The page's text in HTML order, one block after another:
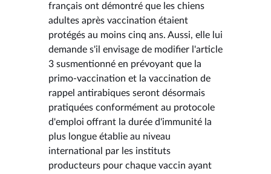
français ont démontré que les chiens
adultes après vaccination étaient
protégés au moins cinq ans. Aussi, elle lui
demande s'il envisage de modifier l'article
3 susmentionné en prévoyant que la
primo-vaccination et la vaccination de
rappel antirabiques seront désormais
pratiquées conformément au protocole
d'emploi offrant la durée d'immunité la
plus longue établie au niveau
international par les instituts
producteurs pour chaque vaccin ayant